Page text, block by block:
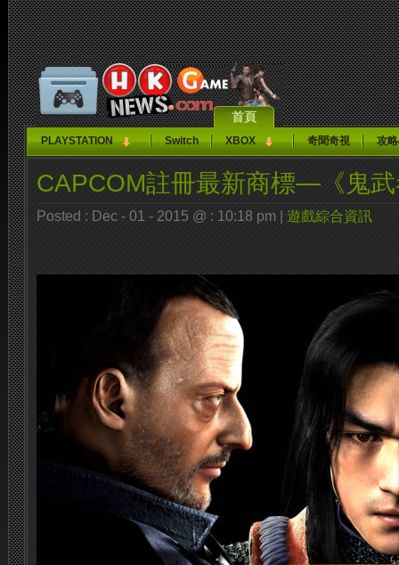
首頁
PLAYSTATION Switch XBOX 奇聞奇視 攻
CAPCOM註冊最新商標—《鬼
Posted : Dec - 01 - 2015 @ : 10:18 pm | 遊戲綜合資訊